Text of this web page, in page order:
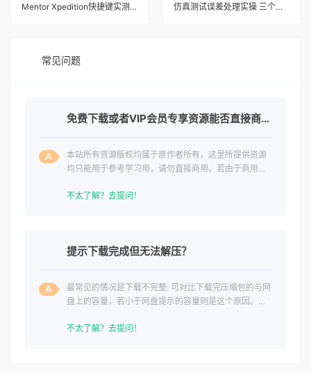
Mentor Xpedition快捷键实测 三步避开新手常见坑
仿真测试误差处理实操 三个硬步骤搞定偏差
常见问题
免费下载或者VIP会员专享资源能否直接商用？
本站所有资源版权均属于原作者所有，这里所提供资源
均只能用于参考学习用，请勿直接商用。若由于商用引
不太了解？去提问！
提示下载完成但无法解压？
最常见的情况是下载不完整: 可对比下载完压缩包的与网
盘上的容量，若小于网盘提示的容量则是这个原因。这
不太了解？去提问！